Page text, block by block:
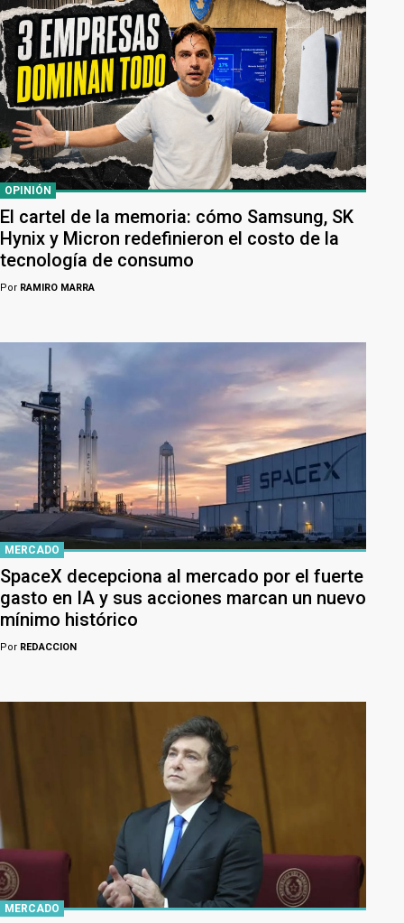
OPINIÓN
El cartel de la memoria: cómo Samsung, SK
Hynix y Micron redefinieron el costo de la
tecnología de consumo
Por RAMIRO MARRA
MERCADO
SpaceX decepciona al mercado por el fuerte
gasto en IA y sus acciones marcan un nuevo
mínimo histórico
Por REDACCION
MERCADO